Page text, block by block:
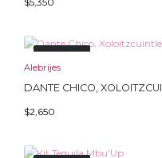
Agotado
Alebrijes
DANTE CHICO,
$2,650